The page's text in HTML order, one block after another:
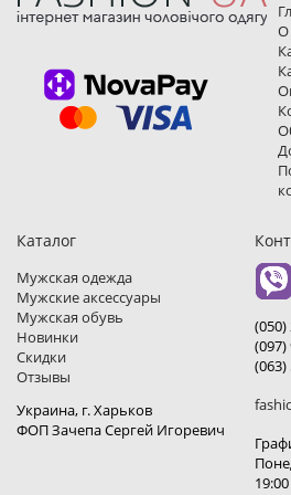
О
Каталог
Мужская одежда
Мужские аксессуары
Мужская обувь
Новинки
Скидки
Отзывы
Украина, г. Харьков
ФОП Зачепа Сергей Игоревич
(050)
(097)
(063)
19:00